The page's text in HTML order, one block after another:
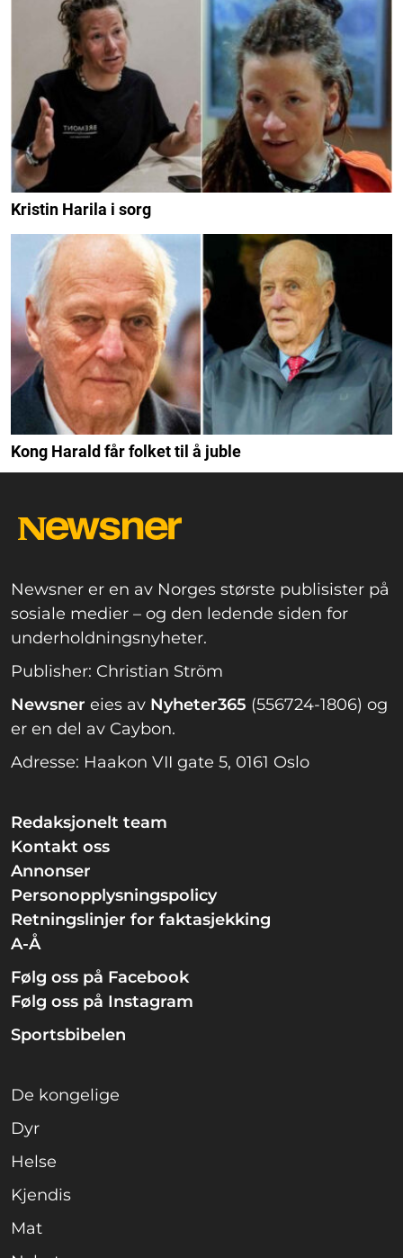
Kristin Harila i sorg
Kong Harald får folket til å juble
Newsner er en av Norges største publisister på
sosiale medier – og den ledende siden for
underholdningsnyheter.
Publisher: Christian Ström
Newsner eies av Nyheter365 (556724-1806) og
er en del av Caybon.
Adresse: Haakon VII gate 5, 0161 Oslo
Redaksjonelt team
Kontakt oss
Annonser
Personopplysningspolicy
Retningslinjer for faktasjekking
A-Å
Følg oss på Facebook
Følg oss på Instagram
Sportsbibelen
De kongelige
Dyr
Helse
Kjendis
Mat